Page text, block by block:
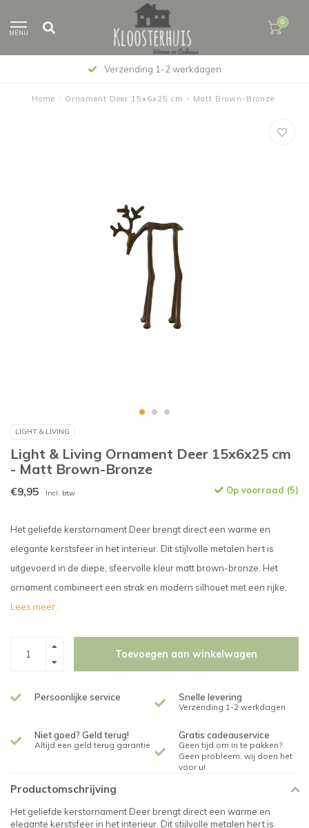
MENU
0
Verzending 1-2 werkdagen
Home / Ornament Deer 15x6x25 cm - Matt Brown-Bronze
LIGHT & LIVING
Light & Living Ornament Deer 15x6x25 cm
- Matt Brown-Bronze
€9,95 Incl. btw Op voorraad (5)
Het geliefde kerstornament Deer brengt direct een warme en
elegante kerstsfeer in het interieur. Dit stijlvolle metalen hert is
uitgevoerd in de diepe, sfeervolle kleur matt brown-bronze. Het
ornament combineert een strak en modern silhouet met een rijke,
Lees meer..
Toevoegen aan winkelwagen
Persoonlijke service Snelle levering
Verzending 1-2 werkdagen
Niet goed? Geld terug!
Altijd een geld terug garantie
Gratis cadeauservice
Geen tijd om in te pakken?
Geen probleem, wij doen het
voor u!
Productomschrijving
Het geliefde kerstornament Deer brengt direct een warme en
elegante kerstsfeer in het interieur. Dit stijlvolle metalen hert is